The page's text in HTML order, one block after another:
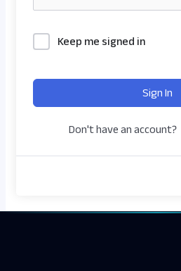
Keep me signed in
Sign In
Don't have an account?